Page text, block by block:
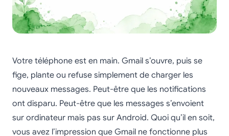
Votre téléphone est en main. Gmail s’ouvre, puis se
fige, plante ou refuse simplement de charger les
nouveaux messages. Peut-être que les notifications
ont disparu. Peut-être que les messages s’envoient
sur ordinateur mais pas sur Android. Quoi qu’il en soit,
vous avez l’impression que Gmail ne fonctionne plus